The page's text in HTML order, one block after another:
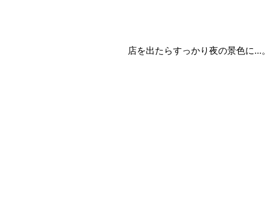
店を出たらすっかり夜の景色に...。